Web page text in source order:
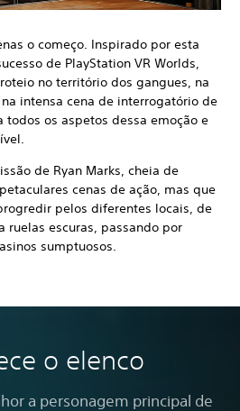
o começo. Inspirado por esta
de PlayStation VR Worlds,
no território dos gangues, na
intensa cena de interrogatório de
todos os aspetos dessa emoção e
de Ryan Marks, cheia de
cenas de ação, mas que
pelos diferentes locais, de
ruelas escuras, passando por
sumptuosos.
o elenco
a personagem principal de